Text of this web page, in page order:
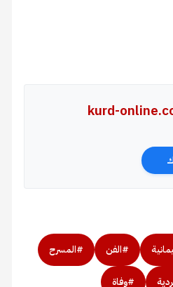
kurd-
#الفن #المسرح
#وفاة